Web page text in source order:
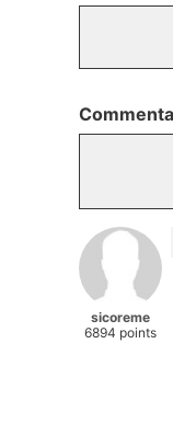
sicoreme
6894 points